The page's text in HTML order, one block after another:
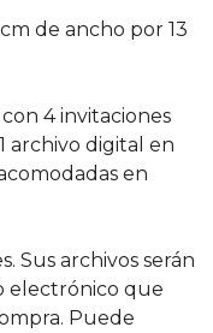
de ancho por 13
4 invitaciones
archivo digital en
en
Sus archivos serán
electrónico que
Puede